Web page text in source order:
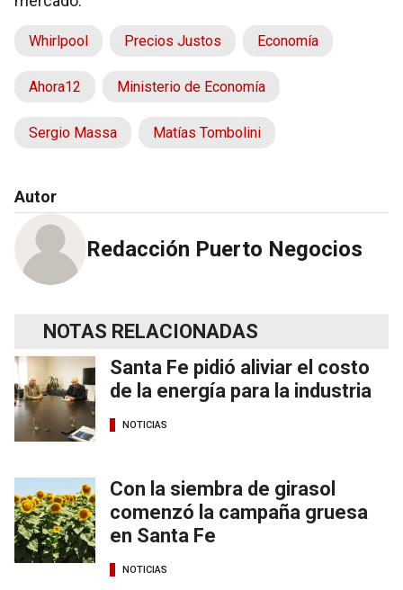
Whirlpool Precios Justos Economía
Ahora12 Ministerio de Economía
Sergio Massa Matías Tombolini
Autor
Redacción Puerto Negocios
NOTAS RELACIONADAS
Santa Fe pidió aliviar el costo
de la energía para la industria
NOTICIAS
Con la siembra de girasol
comenzó la campaña gruesa
en Santa Fe
NOTICIAS